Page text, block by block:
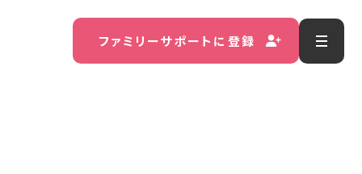
ファミリーサポートに登録